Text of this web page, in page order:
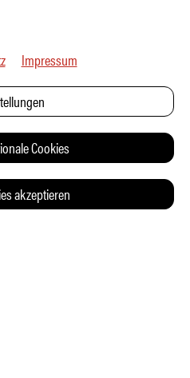
Impressum
Cookies
akzeptieren